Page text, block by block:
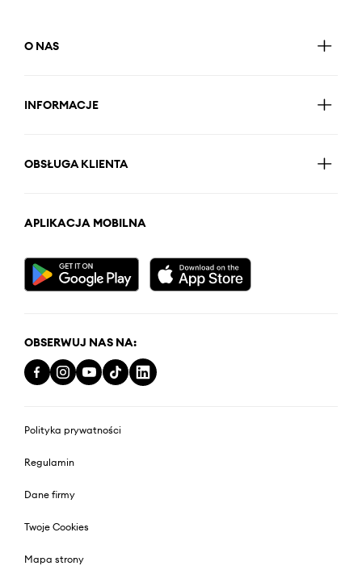
O NAS
INFORMACJE
OBSŁUGA KLIENTA
APLIKACJA MOBILNA
OBSERWUJ NAS NA:
Polityka prywatności
Regulamin
Dane firmy
Twoje Cookies
Mapa strony